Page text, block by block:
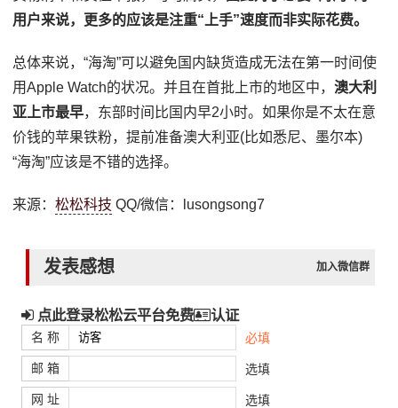
用户来说，更多的应该是注重“上手”速度而非实际花费。
总体来说，“海淘”可以避免国内缺货造成无法在第一时间使
用Apple Watch的状况。并且在首批上市的地区中，澳大利
亚上市最早，东部时间比国内早2小时。如果你是不太在意
价钱的苹果铁粉，提前准备澳大利亚(比如悉尼、墨尔本)
“海淘”应该是不错的选择。
来源：松松科技 QQ/微信：lusongsong7
发表感想 加入微信群
点此登录松松云平台免费 认证
名 称 必填
邮 箱 选填
网 址 选填